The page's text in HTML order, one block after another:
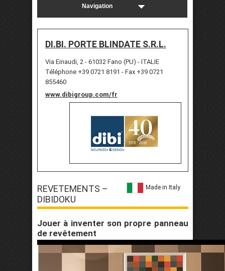
DI.BI. PORTE BLINDATE S.R.L.
Via Einaudi, 2 - 61032 Fano (PU) - ITALIE
Téléphone +39 0721 8191 - Fax +39 0721
855460
www.dibigroup.com/fr
REVETEMENTS –
DIBIDOKU
Made in Italy
Jouer à inventer son propre panneau
de revêtement